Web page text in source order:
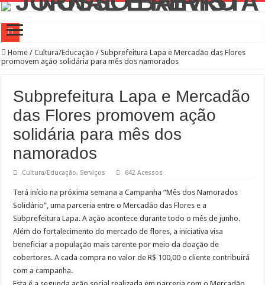
Campanha de Multivacinação começa nos 645 municípios de SP
Pedal de Ativação da Trilha Interparques abrem inscrições para maior trilha de
2º Festival Nordeste in Sampa no CTN durante o mês de agosto
2ª Reunião Ordinária do Comitê Diretivo da Distrital Oeste da ACSP
Jornada do Patrimônio 2026 abre inscrições para programação de cursos
9ª Semana Municipal da Primeira Infância
Representantes de bairros apresentam demandas de zeladoria na Casa Civil
Home / Cultura/Educação / Subprefeitura Lapa e Mercadão das Flores
promovem ação solidária para mês dos namorados
Subprefeitura Lapa e Mercadão
das Flores promovem ação
solidária para mês dos
namorados
Cultura/Educação, Serviços 642 Acessos
Terá início na próxima semana a Campanha “Mês dos Namorados
Solidário”, uma parceria entre o Mercadão das Flores e a
Subprefeitura Lapa. A ação acontece durante todo o mês de junho.
Além do fortalecimento do mercado de flores, a iniciativa visa
beneficiar a população mais carente por meio da doação de
cobertores. A cada compra no valor de R$ 100,00 o cliente contribuirá
com a campanha.